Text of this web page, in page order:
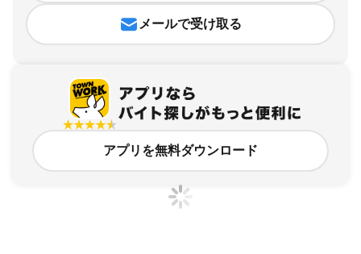
メールで受け取る
アプリを無料ダウンロード